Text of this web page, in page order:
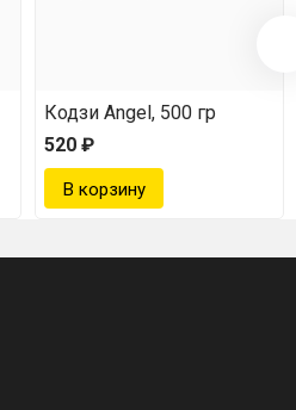
Кодзи Angel, 500 гр
520 ₽